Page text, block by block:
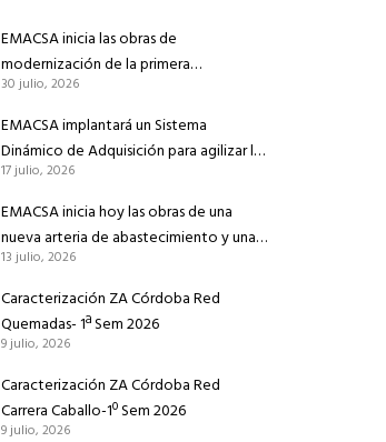
EMACSA inicia las obras de
modernización de la primera
conducción de abastecimiento para
reforzar el suministro de agua de
Córdoba
30 julio, 2026
EMACSA implantará un Sistema
Dinámico de Adquisición para agilizar la
contratación de obras en sus redes e
instalaciones
17 julio, 2026
EMACSA inicia hoy las obras de una
nueva arteria de abastecimiento y una
red de agua no potable en Ingeniero
Ruiz de Azúa
13 julio, 2026
Caracterización ZA Córdoba Red
Quemadas- 1ª Sem 2026
9 julio, 2026
Caracterización ZA Córdoba Red
Carrera Caballo-1º Sem 2026
9 julio, 2026